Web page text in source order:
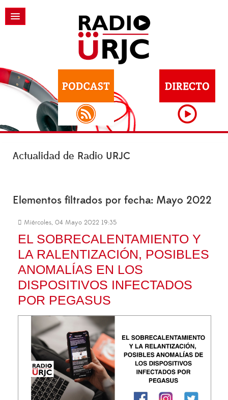
Actualidad de Radio URJC
Elementos filtrados por fecha: Mayo 2022
Miércoles, 04 Mayo 2022 19:35
EL SOBRECALENTAMIENTO Y
LA RALENTIZACIÓN, POSIBLES
ANOMALÍAS EN LOS
DISPOSITIVOS INFECTADOS
POR PEGASUS